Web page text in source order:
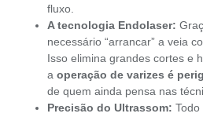
fluxo.
A tecnologia Endolaser:
necessário “arrancar” a veia
Isso elimina grandes cortes e
a operação de varizes é
de quem ainda pensa nas
Precisão do Ultrassom: